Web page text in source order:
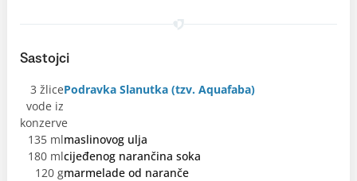
Sastojci
3 žlice
vode iz
konzerve
Podravka Slanutka (tzv. Aquafaba)
135 mlmaslinovog ulja
180 mlcijeđenog narančina soka
120 gmarmelade od naranče